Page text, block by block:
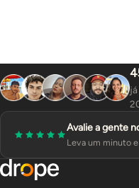
já
Avalie a gente
Leva um minuto